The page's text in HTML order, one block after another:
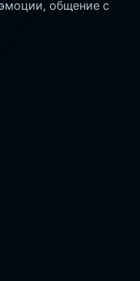
общение с